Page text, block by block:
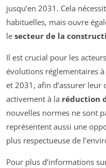
jusqu’en 2031. Cela
habituelles, mais ouvre
le secteur de la
Il est crucial pour les
évolutions réglementaires
et 2031, afin d’assurer
activement à la réduction
nouvelles normes ne sont
représentent aussi une
plus respectueuse de
Pour plus d’informations